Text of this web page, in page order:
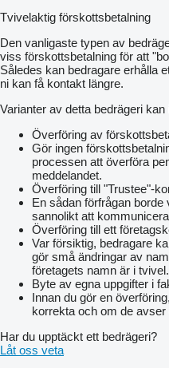
Tvivelaktig förskottsbetalning
Den vanligaste typen av
viss förskottsbetalning för att
Således kan bedragare erhålla
ni kan få kontakt längre.
Varianter av detta bedrägeri kan
Överföring av
Gör ingen
processen att överföra
meddelandet.
Överföring till "Trustee"-
En sådan förfrågan
sannolikt att
Överföring till ett
Var försiktig, bedragare
gör små ändringar av
företagets namn är i tvivel.
Byte av egna uppgifter i
Innan du gör en
korrekta och om de avser
Har du upptäckt ett bedrägeri?
Låt oss veta